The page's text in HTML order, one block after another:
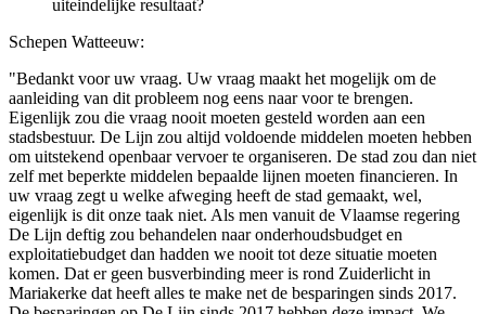
uiteindelijke resultaat?
Schepen Watteeuw:
"Bedankt voor uw vraag. Uw vraag maakt het mogelijk om de
aanleiding van dit probleem nog eens naar voor te brengen.
Eigenlijk zou die vraag nooit moeten gesteld worden aan een
stadsbestuur. De Lijn zou altijd voldoende middelen moeten hebben
om uitstekend openbaar vervoer te organiseren. De stad zou dan niet
zelf met beperkte middelen bepaalde lijnen moeten financieren. In
uw vraag zegt u welke afweging heeft de stad gemaakt, wel,
eigenlijk is dit onze taak niet. Als men vanuit de Vlaamse regering
De Lijn deftig zou behandelen naar onderhoudsbudget en
exploitatiebudget dan hadden we nooit tot deze situatie moeten
komen. Dat er geen busverbinding meer is rond Zuiderlicht in
Mariakerke dat heeft alles te make net de besparingen sinds 2017.